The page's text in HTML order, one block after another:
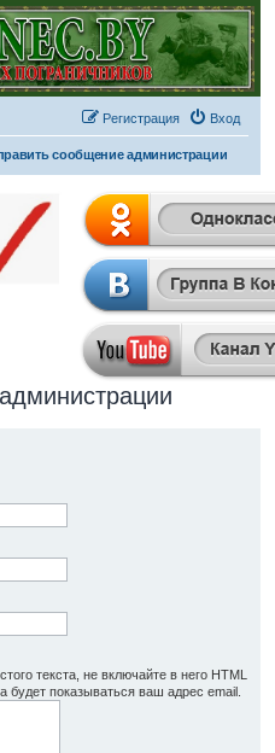
Вход
Регистрация
сообщение администрации
текста, не включайте в него HTML
будет показываться ваш адрес email.